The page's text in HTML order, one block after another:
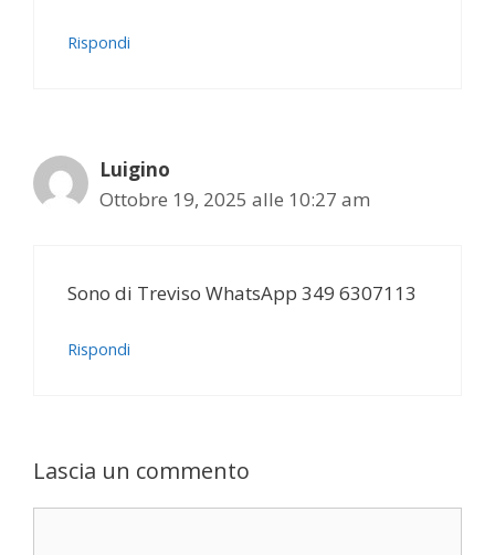
Rispondi
Luigino
Ottobre 19, 2025 alle 10:27 am
Sono di Treviso WhatsApp 349 6307113
Rispondi
Lascia un commento